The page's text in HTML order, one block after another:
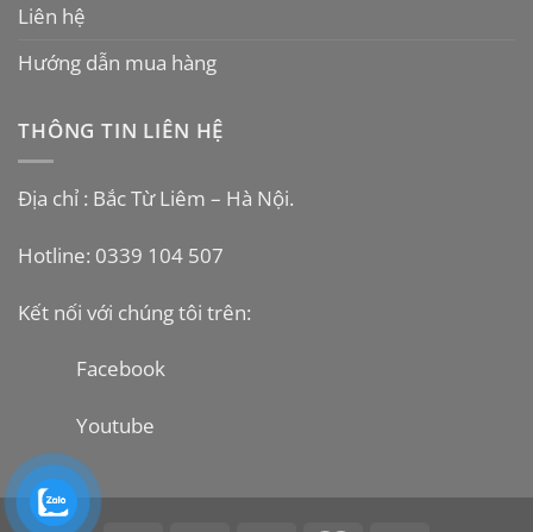
Liên hệ
Hướng dẫn mua hàng
THÔNG TIN LIÊN HỆ
Địa chỉ : Bắc Từ Liêm – Hà Nội.
Hotline: 0339 104 507
Kết nối với chúng tôi trên:
Facebook
Youtube